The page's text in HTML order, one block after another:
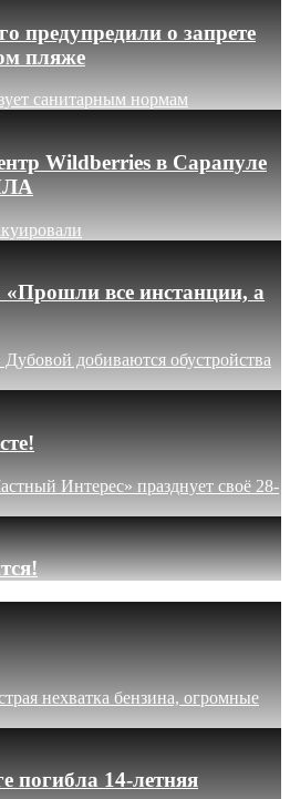
предупредили о запрете
пляже
санитарным нормам
Wildberries в Сарапуле
все инстанции, а
добиваются обустройства
Интерес» празднует своё 28-
нехватка бензина, огромные
погибла 14-летняя